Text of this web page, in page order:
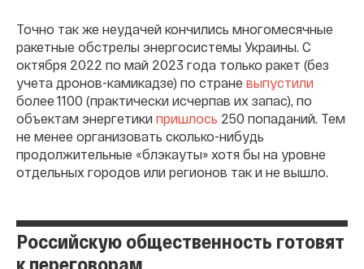
Точно так же неудачей кончились многомесячные
ракетные обстрелы энергосистемы Украины. С
октября 2022 по май 2023 года только ракет (без
учета дронов-камикадзе) по стране выпустили
более 1100 (практически исчерпав их запас), по
объектам энергетики пришлось 250 попаданий. Тем
не менее организовать сколько-нибудь
продолжительные «блэкауты» хотя бы на уровне
отдельных городов или регионов так и не вышло.
Российскую общественность готовят
к переговорам